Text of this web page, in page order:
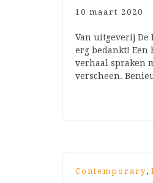
10 maart 2020
Van uitgeverij De
erg bedankt! Een
verhaal spraken
verscheen.
Contemporary,